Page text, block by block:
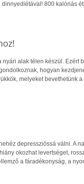
dinnyediétával! 800 kalóriás
nyári alak télen készül.
hogyan
melyeket bevethetünk
depresszióssá válni. A
okozhat levertséget,
a fáradékonyság, a